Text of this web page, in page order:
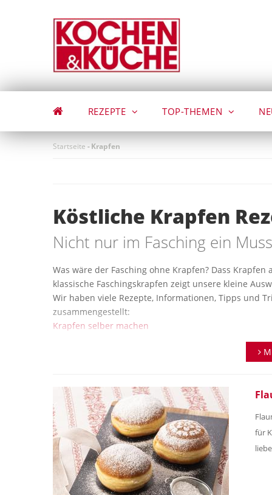
REZEPTE TOP-THEMEN
Startseite -Krapfen
Köstliche Krapfen
Nicht nur im Fasching ein Muss
Was wäre der Fasching ohne Krapfen? Dass
klassische Faschingskrapfen zeigt unsere kleine
Wir haben viele Rezepte, Informationen, Tipps und
zusammengestellt:
Krapfen selber machen
für